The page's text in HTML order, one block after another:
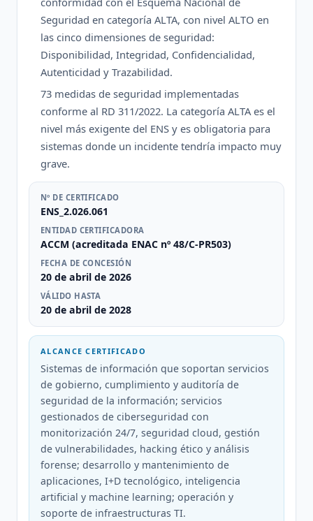
Seguridad en categoría ALTA, con nivel ALTO en
las cinco dimensiones de seguridad:
Disponibilidad, Integridad, Confidencialidad,
Autenticidad y Trazabilidad.
73 medidas de seguridad implementadas
conforme al RD 311/2022. La categoría ALTA es el
nivel más exigente del ENS y es obligatoria para
sistemas donde un incidente tendría impacto muy
grave.
Nº DE CERTIFICADO
ENS_2.026.061
ENTIDAD CERTIFICADORA
ACCM (acreditada ENAC nº 48/C-PR503)
FECHA DE CONCESIÓN
20 de abril de 2026
VÁLIDO HASTA
20 de abril de 2028
ALCANCE CERTIFICADO
Sistemas de información que soportan servicios
de gobierno, cumplimiento y auditoría de
seguridad de la información; servicios
gestionados de ciberseguridad con
monitorización 24/7, seguridad cloud, gestión
de vulnerabilidades, hacking ético y análisis
forense; desarrollo y mantenimiento de
aplicaciones, I+D tecnológico, inteligencia
artificial y machine learning; operación y
soporte de infraestructuras TI.